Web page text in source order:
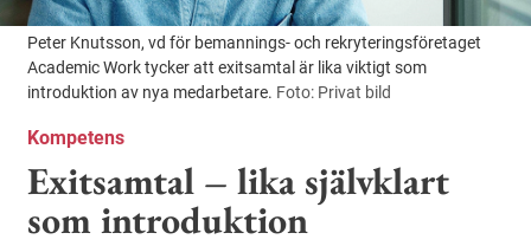
Peter Knutsson, vd för bemannings- och rekryteringsföretaget
Academic Work tycker att exitsamtal är lika viktigt som
introduktion av nya medarbetare. Foto: Privat bild
Kompetens
Exitsamtal – lika självklart
som introduktion